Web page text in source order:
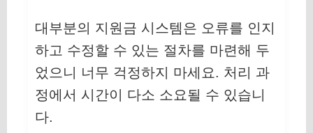
대부분의 지원금 시스템은 오류를 인지
하고 수정할 수 있는 절차를 마련해 두
었으니 너무 걱정하지 마세요. 처리 과
정에서 시간이 다소 소요될 수 있습니
다.